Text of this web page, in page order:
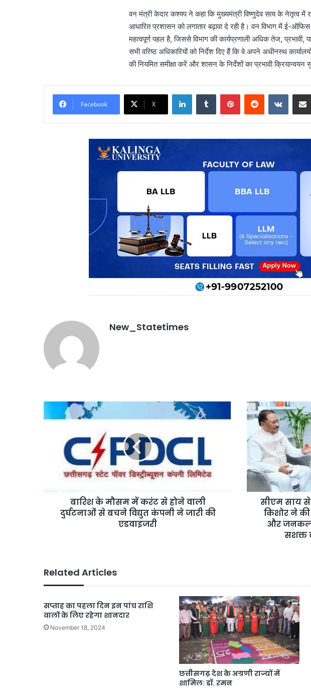
वन मंत्री केदार कश्यप ने कहा कि मुख्यमंत्री विष्णुदेव साय के नेतृत्व में
आधारित प्रशासन को लगातार बढ़ावा दे रही है। वन विभाग में ई-ऑफिस
महत्वपूर्ण पहल है, जिससे विभाग की कार्यप्रणाली अधिक तेज, प्रभावी,
सभी वरिष्ठ अधिकारियों को निर्देश दिए हैं कि वे अपने अधीनस्थ
की नियमित समीक्षा करें और शासन के निर्देशों का प्रभावी क्रियान्वयन
Facebook X
LinkedInTumblr PinterestReddit
New_Statetimes
के
दुर्घटनाओं
एडवाइजरी
बारिश के मौसम में करंट से होने वाली
दुर्घटनाओं से बचने विद्युत कंपनी ने जारी की
एडवाइजरी
सीएम
साय
झारखंड
मंत्री
राधाकृष्ण
किशोर
जनकल्याण
के
साझा
प्रयासों
को
और
सशक्त
बनाने
पर
सीएम साय से
किशोर ने की
और
सशक्त
Related Articles
सप्ताह का पहला दिन इन पांच राशि
वालों के लिए रहेगा शानदार
November 18, 2024
छत्तीसगढ़ देश के अग्रणी राज्यों में
शामिल: डॉ. रमन